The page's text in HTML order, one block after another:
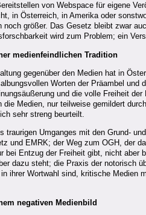
von Webspace für eigene
in Österreich, in Amerika oder
noch größer. Das Gesetz bleibt zwar
wird zum Problem; ein
medienfeindlichen Tradition
gegenüber den Medien hat in
Worten der Präambel
und die volle Freiheit
die Medien, nur teilweise gemildert
sehr streng beurteilt.
traurigen Umganges mit den Grund-
und EMRK; der Weg zum OGH, der
bei Entzug der Freiheit gibt, nicht
dazu steht; die Praxis der notorisch
ihrer Wortwahl sind, kritische Medien
negativen Medienbild